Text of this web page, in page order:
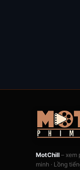
MotChill – xem
minh · Lồng